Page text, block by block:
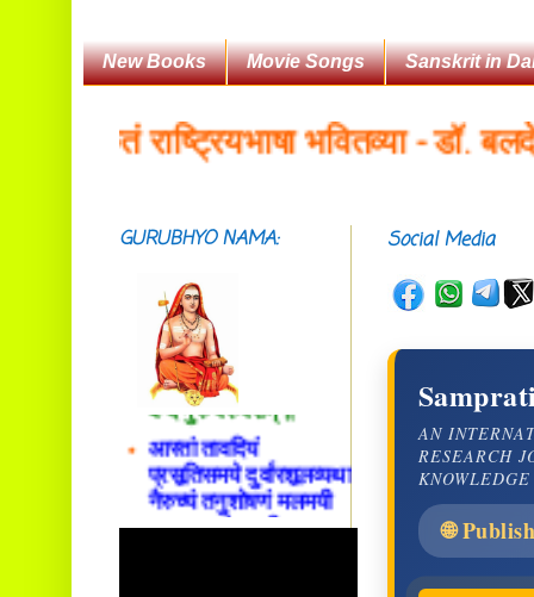
New Books Movie Songs Sanskrit in
राष्ट्रियभाषा भवितव्या - डॉ.
Social Media
AN
RESEARCH
🌐
GURUBHYO NAMA:
सदाशिवसमारम्भां
शङ्कराचार्य मध्यमाम्।
अस्मदाचार्यपर्यन्तां
वन्दे गुरु परम्पराम् ॥
आस्तां तावदियं
प्रसूतिसमये दुर्वारशूलव्यथा
नैरुच्यं तनुशोषणं मलमयी
शय्या च सांवत्सरी ।
एकस्यापि न गर्भ-भार-भरण-